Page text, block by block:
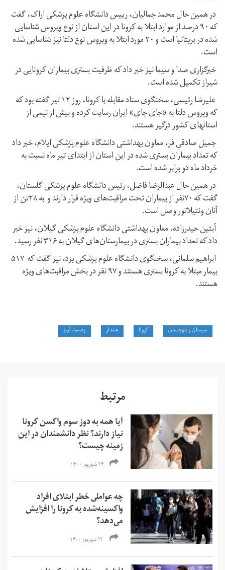
در همین حال محمد جمالیان، رییس دانشگاه علوم پزشکی اراک، گفت
که ۹۰ درصد از موارد ابتلا به کرونا در این استان از نوع ویروس شناسایی
شده در بریتانیا است و ۲۰ مورد ابتلا به ویروس نوع دلتا نیز شناسایی شده
است.
خبرگزاری صدا و سیما نیز خبر داد که ظرفیت بستری بیماران کرونایی در
شیراز تکمیل شده است.
علیرضا رئیسی، سخنگوی ستاد مقابله با کرونا، روز ۱۲ تیر گفته بود که
که ویروس دلتا به «جای جای» ایران رسایت کرده و بیش از نیمی از
استانهای کشور درگیر هستند.
جمیل صادقی فر، معاون بهداشتی دانشگاه علوم پزشکی ایلام، خبر داد
که تعداد بیماران بستری شده در این استان از ابتدای تیر ماه نسبت به
خرداد ماه دو برابر شده است.
در همین حال عبدالرضا فاضل، رئیس دانشگاه علوم پزشکی گلستان،
گفت که ۷۰نفر از بیماران تحت مراقبت‌های ویژه قرار دارند و به ۲۸تن از
آنان ونتیلاتور وصل است.
آبتین حیدرزاده، معاون بهداشتی دانشگاه علوم پزشکی گیلان، نیز خبر
داد که تعداد بیماران بستری در بیمارستان‌های گیلان به ۳۱۶ نفر رسید.
ابراهیم سلمانی، سخنگوی دانشگاه علوم پزشکی یزد، نیز گفت که ۵۱۷
بیمار مبتلا به کرونا بستری هستند و ۹۷ نفر در بخش مراقبت‌های ویژه
هستند.
سیستان و بلوچستان کرونا هشدار وضعیت قرمز
مرتبط
آیا همه به دوز سوم واکسن کرونا
نیاز دارند؟ نظر دانشمندان در این
زمینه چیست؟
۲۴ شهریور ۱۴۰۰
چه عواملی خطر ابتلای افراد
واکسینه‌شده به کرونا را افزایش
می‌دهد؟
۲۳ شهریور ۱۴۰۰